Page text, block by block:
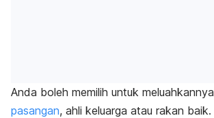
Anda boleh memilih untuk meluahkannya
pasangan, ahli keluarga atau rakan baik.